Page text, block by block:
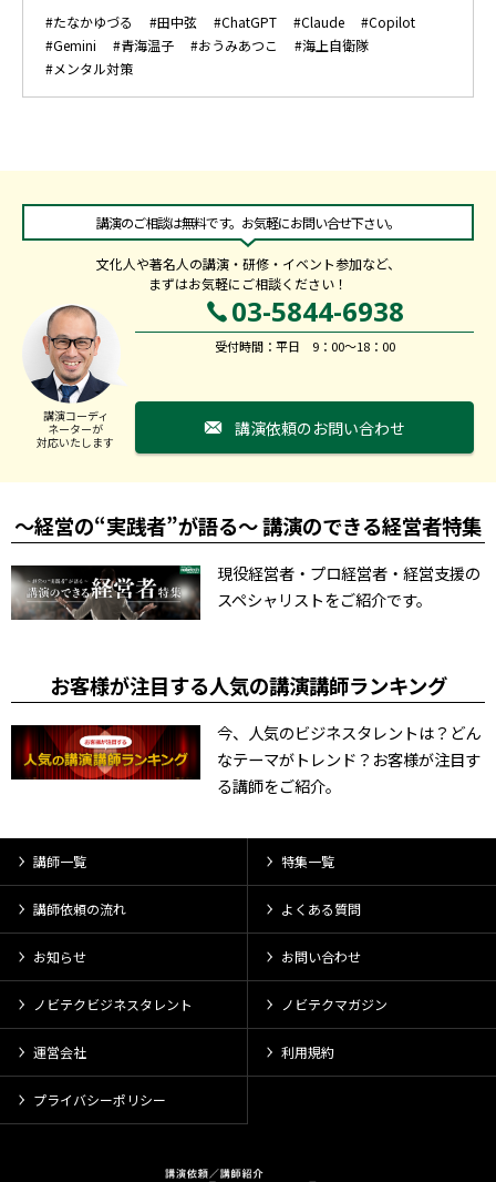
#たなかゆづる #田中弦 #ChatGPT #Claude
#Copilot
#Gemini
#青海温子 #おうみあつこ
#海上自衛隊
#メンタル対策
講演のご相談は無料です。お気軽にお問い合せ下さい。
文化人や著名人の講演・研修・イベント参加など、
まずはお気軽にご相談ください！
講演コーディ
ネーターが
対応いたします
03-5844-6938
受付時間：平日 9：00～18：00
講演依頼のお問い合わせ
～経営の“実践者”が語る～ 講演のできる経営者特集
現役経営者・プロ経営者・経営支援の
スペシャリストをご紹介です。
お客様が注目する人気の講演講師ランキング
今、人気のビジネスタレントは？どん
なテーマがトレンド？お客様が注目す
る講師をご紹介。
講師一覧 特集一覧
講師依頼の流れ よくある質問
お知らせ お問い合わせ
ノビテクビジネスタレント ノビテクマガジン
運営会社 利用規約
プライバシーポリシー